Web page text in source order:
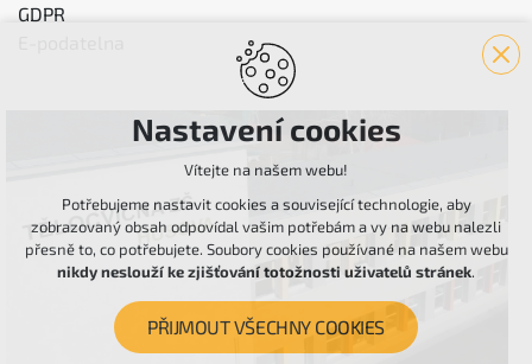
GDPR
Nastavení cookies
Vítejte na našem webu!
Potřebujeme nastavit cookies a související technologie, aby
zobrazovaný obsah odpovídal vašim potřebám a vy na webu nalezli
přesně to, co potřebujete. Soubory cookies používané na našem webu
nikdy neslouží ke zjišťování totožnosti uživatelů stránek.
PŘIJMOUT VŠECHNY COOKIES